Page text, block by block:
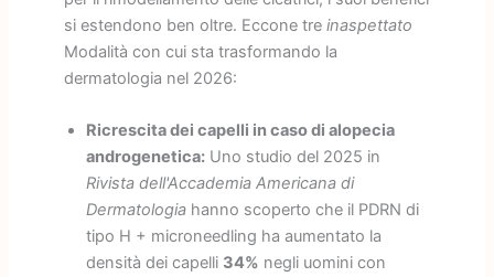
si estendono ben oltre. Eccone tre inaspettato
Modalità con cui sta trasformando la
dermatologia nel 2026:
Ricrescita dei capelli in caso di alopecia
androgenetica:Uno studio del 2025 in
Rivista dell'Accademia Americana di
Dermatologiahanno scoperto che il PDRN di
tipo H + microneedling ha aumentato la
densità dei capelli 34% negli uomini con